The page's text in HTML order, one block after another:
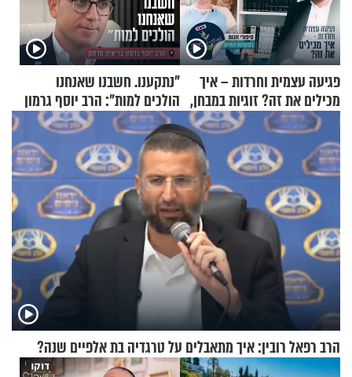
פגיעה עצמית וחרדות – איך
מכילים את זה? זוגיות במבחן,
הפעם עם יהודית ואלתר כהן
"נתקענו. חשבנו שאנחנו
הולכים למות": הרב יוסף גרמון
בריאיון מרתק
הרב רפאל רובין: איך מתאבלים על טרגדיה בת אלפיים שנה?